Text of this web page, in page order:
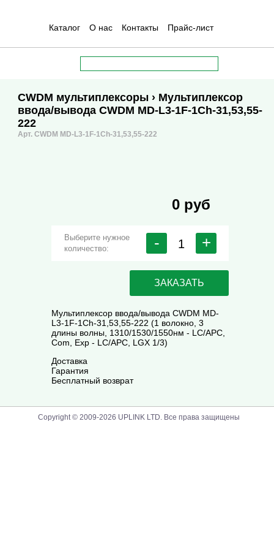
Каталог О нас Контакты Прайс-лист
CWDM мультиплексоры › Мультиплексор
ввода/вывода CWDM MD-L3-1F-1Ch-31,53,55-
222
Арт. CWDM MD-L3-1F-1Ch-31,53,55-222
0 руб
Выберите нужное
количество:
- +
ЗАКАЗАТЬ
Мультиплексор ввода/вывода CWDM MD-
L3-1F-1Ch-31,53,55-222 (1 волокно, 3
длины волны, 1310/1530/1550нм - LC/APC,
Com, Exp - LC/APC, LGX 1/3)
Доставка
Гарантия
Бесплатный возврат
Copyright © 2009-2026 UPLINK LTD. Все права защищены